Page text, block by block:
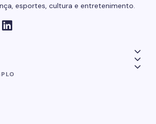
esportes, cultura e entretenimento.